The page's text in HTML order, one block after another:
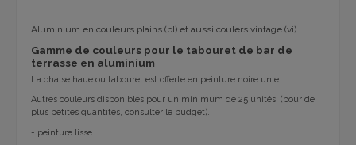
Aluminium en couleurs plains (pl) et aussi coulers vintage (vi).
Gamme de couleurs pour le tabouret de bar de
terrasse en aluminium
La chaise haue ou tabouret est offerte en peinture noire unie.
Autres couleurs disponibles pour un minimum de 25 unités. (pour de
plus petites quantités, consulter le budget).
- peinture lisse